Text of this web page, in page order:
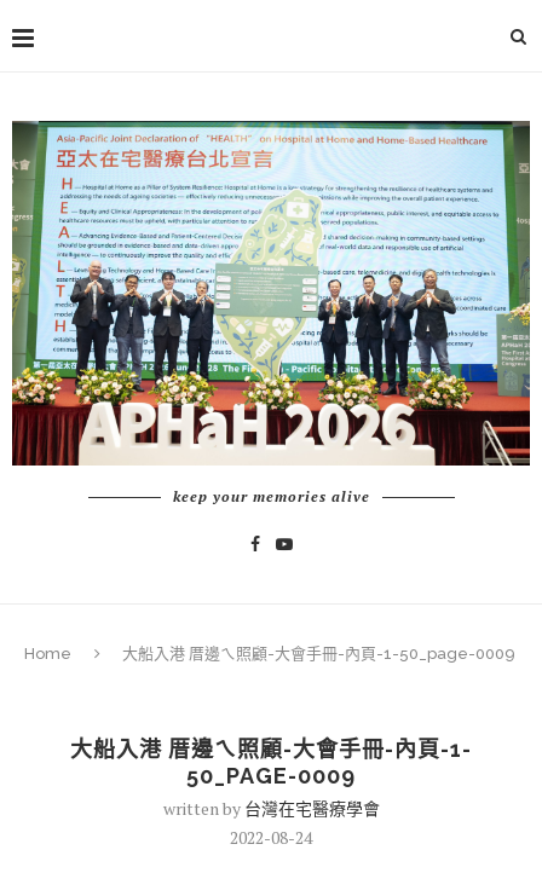
keep your memories alive
Home 大船入港 厝邊ㄟ照顧-大會手冊-內頁-1-50_page-0009
大船入港 厝邊ㄟ照顧-大會手冊-內頁-1-
50_PAGE-0009
written by 台灣在宅醫療學會
2022-08-24